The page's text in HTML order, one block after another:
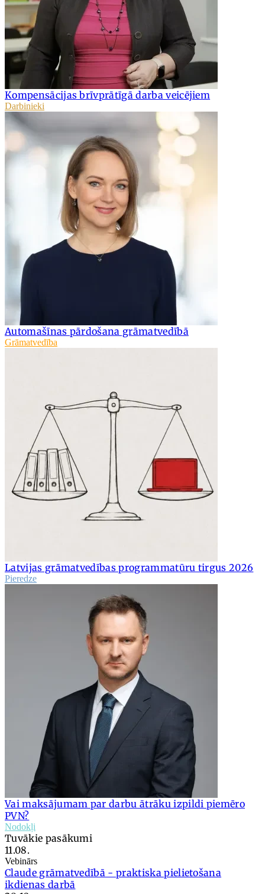
Kompensācijas brīvprātīgā darba veicējiem
Darbinieki
Automašīnas pārdošana grāmatvedībā
Grāmatvedība
Latvijas grāmatvedības programmatūru tirgus 2026
Pieredze
Vai maksājumam par darbu ātrāku izpildi piemēro
PVN?
Nodokļi
Tuvākie pasākumi
11.08.
Vebinārs
Claude grāmatvedībā - praktiska pielietošana
ikdienas darbā